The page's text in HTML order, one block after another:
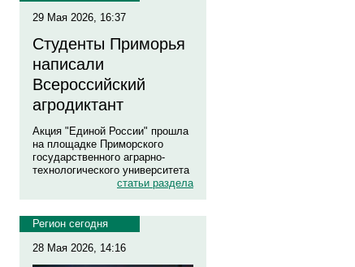
29 Мая 2026, 16:37
Студенты Приморья
написали
Всероссийский
агродиктант
Акция "Единой России" прошла
на площадке Приморского
государственного аграрно-
технологического университета
статьи раздела
Регион сегодня
28 Мая 2026, 14:16